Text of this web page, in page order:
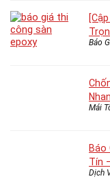
Báo
Mái
Báo
Tín
Dịch